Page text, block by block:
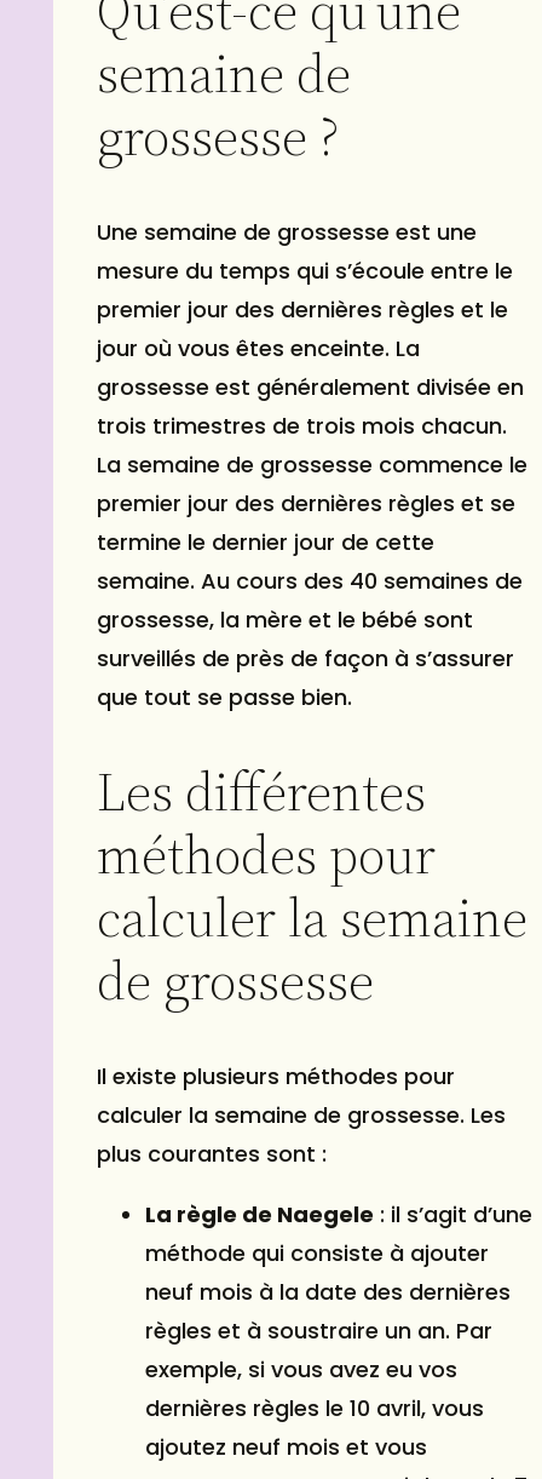
semaine de
grossesse ?
Une semaine de grossesse est une
mesure du temps qui s’écoule entre le
premier jour des dernières règles et le
jour où vous êtes enceinte. La
grossesse est généralement divisée en
trois trimestres de trois mois chacun.
La semaine de grossesse commence le
premier jour des dernières règles et se
termine le dernier jour de cette
semaine. Au cours des 40 semaines de
grossesse, la mère et le bébé sont
surveillés de près de façon à s’assurer
que tout se passe bien.
Les différentes
méthodes pour
calculer la semaine
de grossesse
Il existe plusieurs méthodes pour
calculer la semaine de grossesse. Les
plus courantes sont :
La règle de Naegele : il s’agit d’une
méthode qui consiste à ajouter
neuf mois à la date des dernières
règles et à soustraire un an. Par
exemple, si vous avez eu vos
dernières règles le 10 avril, vous
ajoutez neuf mois et vous